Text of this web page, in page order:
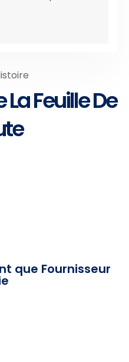
La Feuille De
que Fournisseur